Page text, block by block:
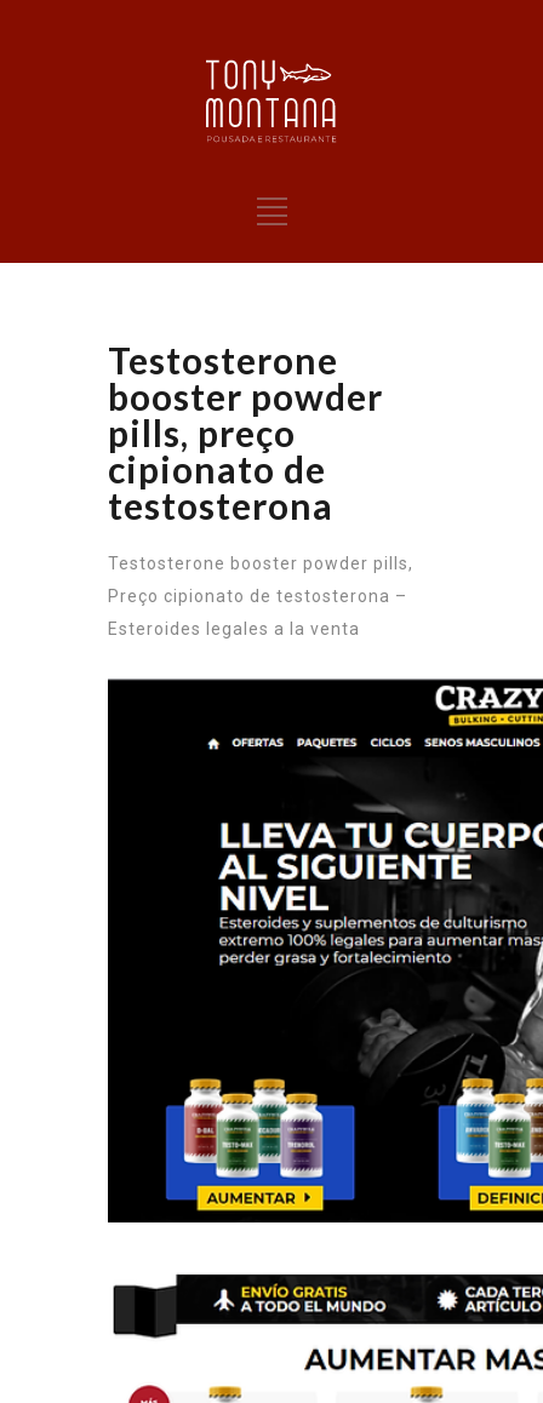
Testosterone
booster powder
pills, preço
cipionato de
testosterona
Testosterone booster powder pills,
Preço cipionato de testosterona –
Esteroides legales a la venta